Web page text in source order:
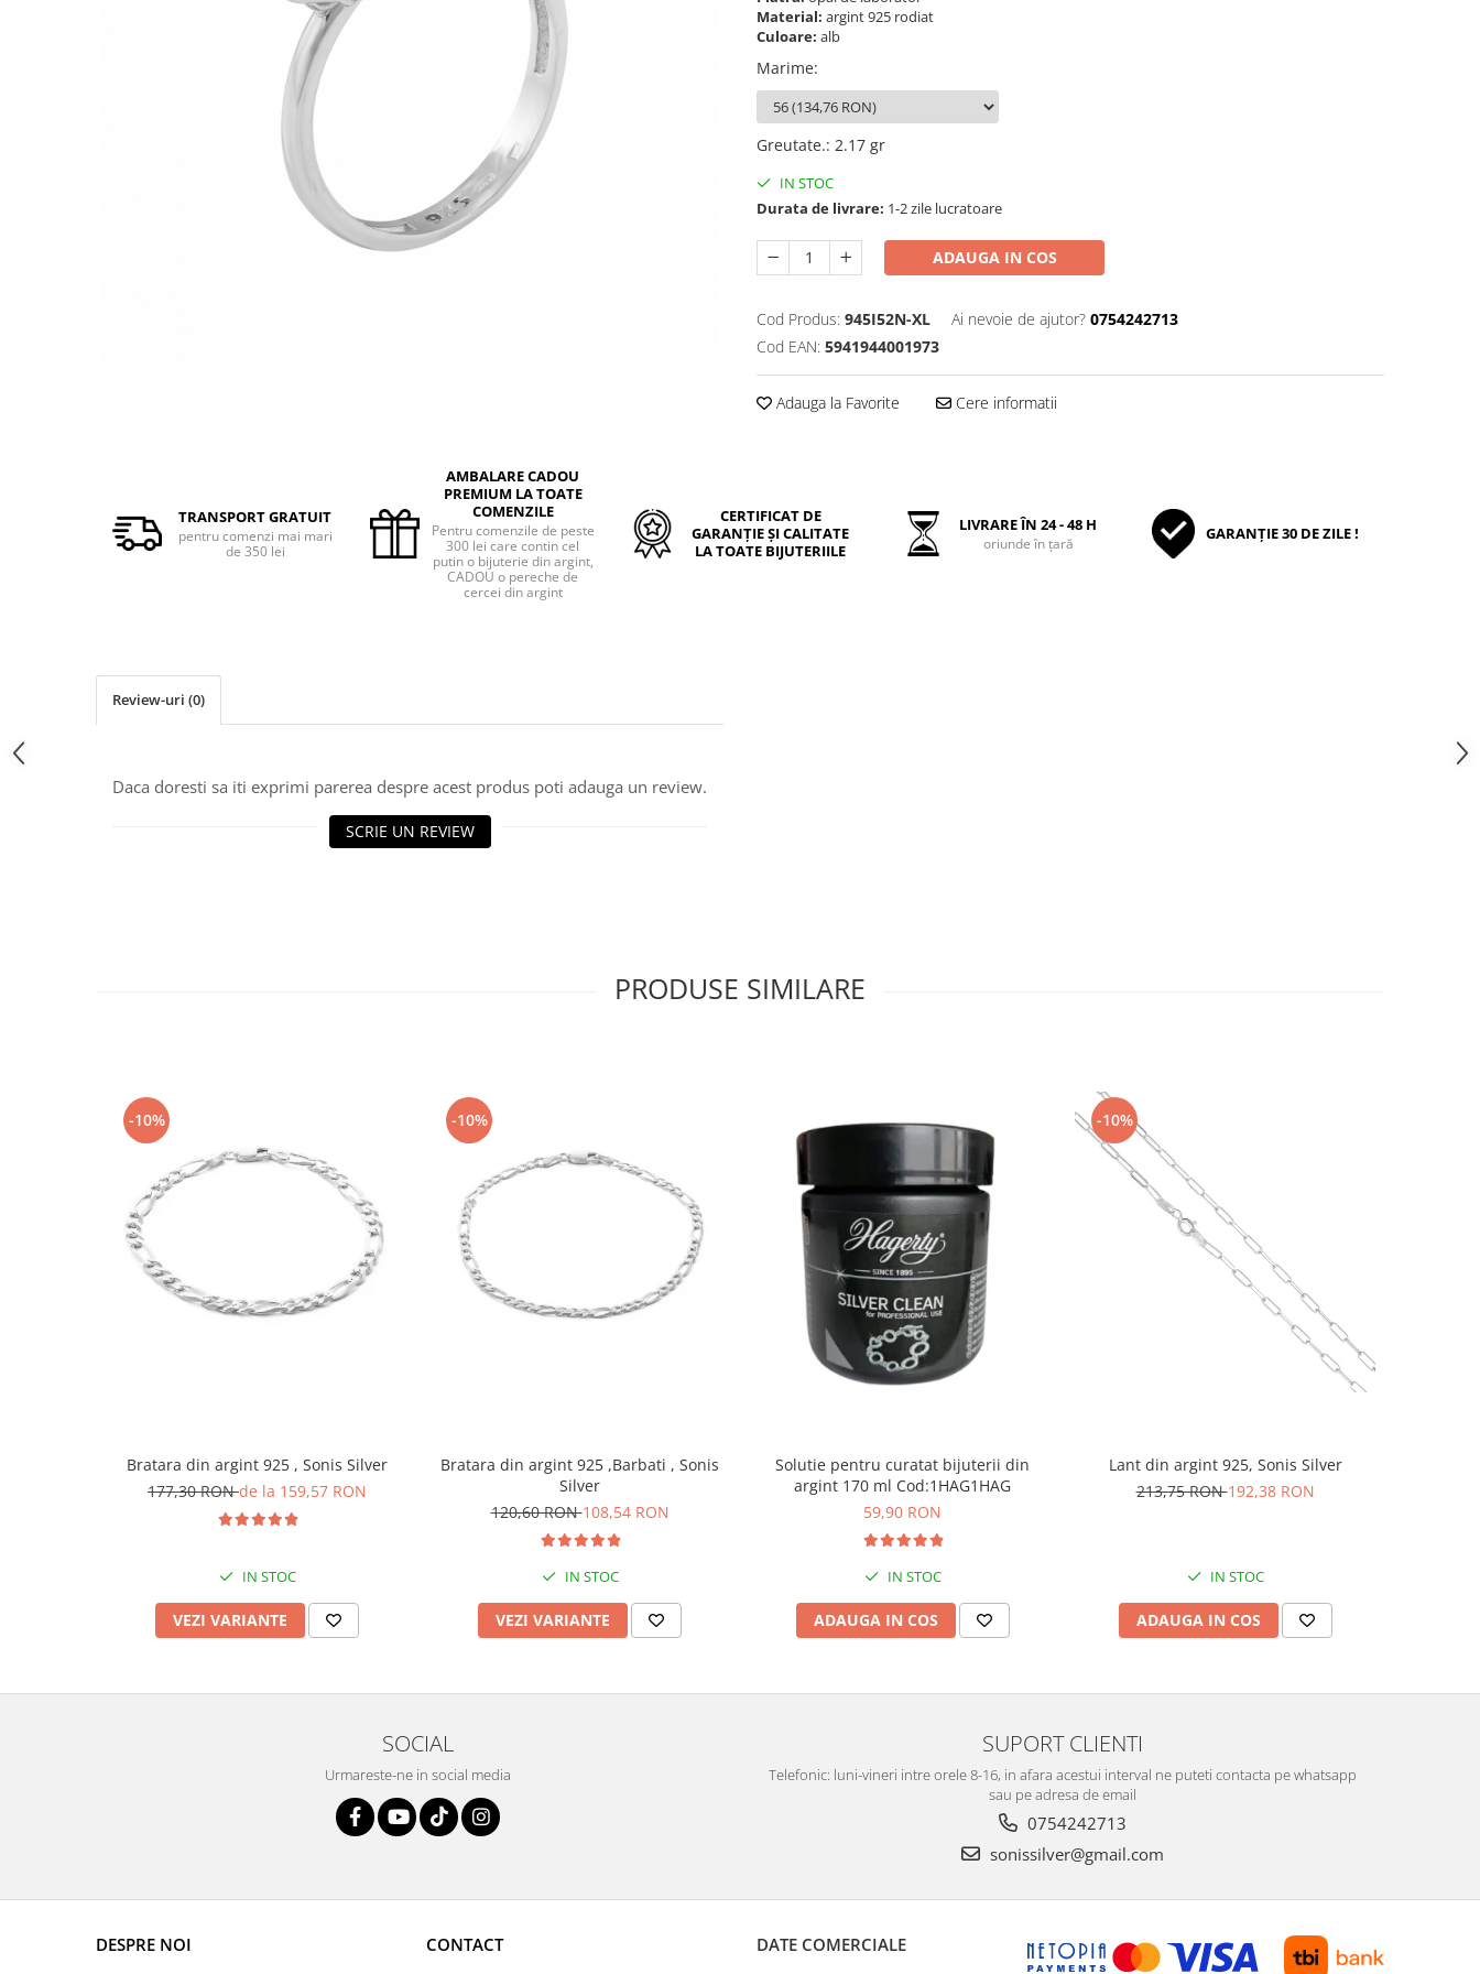
Material: argint 925 rodiat
Culoare: alb
Marime:
Greutate.: 2.17 gr
IN STOC
Durata de livrare: 1-2 zile lucratoare
ADAUGA IN COS
Cod Produs: 945I52N-XL Ai nevoie de ajutor? 0754242713
Cod EAN: 5941944001973
Adauga la Favorite Cere informatii
TRANSPORT GRATUIT
pentru comenzi mai mari
de 350 lei
AMBALARE CADOU
PREMIUM LA TOATE
COMENZILE
Pentru comenzile de peste
300 lei care contin cel
putin o bijuterie din argint,
CADOU o pereche de
cercei din argint
CERTIFICAT DE
GARANȚIE ȘI CALITATE
LA TOATE BIJUTERIILE
LIVRARE ÎN 24 - 48 H
oriunde în țară GARANȚIE 30 DE ZILE !
Review-uri (0)
Daca doresti sa iti exprimi parerea despre acest produs poti adauga un review.
SCRIE UN REVIEW
PRODUSE SIMILARE
-10%
Bratara din argint 925 , Sonis Silver
177,30 RONde la 159,57 RON
IN STOC
VEZI VARIANTE
-10%
Bratara din argint 925 ,Barbati , Sonis
Silver
120,60 RON108,54 RON
IN STOC
VEZI VARIANTE
Solutie pentru curatat bijuterii din
argint 170 ml Cod:1HAG1HAG
59,90 RON
IN STOC
ADAUGA IN COS
-10%
Lant din argint 925, Sonis Silver
213,75 RON192,38 RON
IN STOC
ADAUGA IN COS
SOCIAL
Urmareste-ne in social media
SUPORT CLIENTI
Telefonic: luni-vineri intre orele 8-16, in afara acestui interval ne puteti contacta pe whatsapp
sau pe adresa de email
0754242713
sonissilver@gmail.com
DESPRE NOI CONTACT DATE COMERCIALE